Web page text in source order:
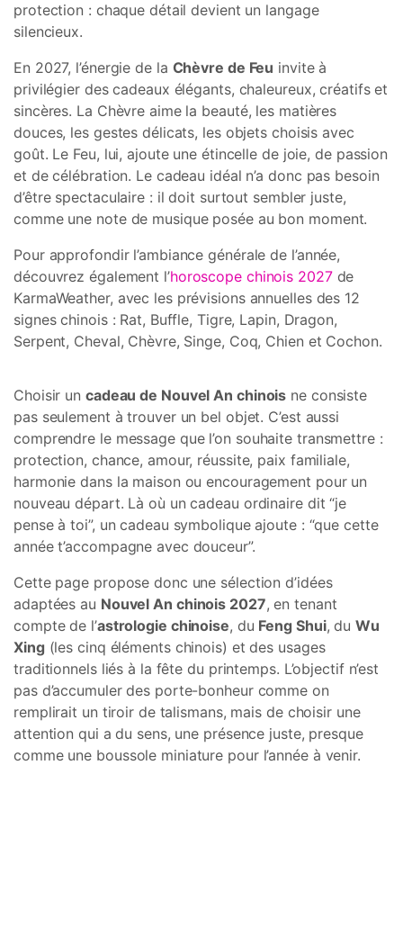
protection : chaque détail devient un langage
silencieux.
En 2027, l’énergie de la Chèvre de Feu invite à
privilégier des cadeaux élégants, chaleureux, créatifs et
sincères. La Chèvre aime la beauté, les matières
douces, les gestes délicats, les objets choisis avec
goût. Le Feu, lui, ajoute une étincelle de joie, de passion
et de célébration. Le cadeau idéal n’a donc pas besoin
d’être spectaculaire : il doit surtout sembler juste,
comme une note de musique posée au bon moment.
Pour approfondir l’ambiance générale de l’année,
découvrez également l’horoscope chinois 2027de
KarmaWeather, avec les prévisions annuelles des 12
signes chinois : Rat, Buffle, Tigre, Lapin, Dragon,
Serpent, Cheval, Chèvre, Singe, Coq, Chien et Cochon.
Choisir un cadeau de Nouvel An chinois ne consiste
pas seulement à trouver un bel objet. C’est aussi
comprendre le message que l’on souhaite transmettre :
protection, chance, amour, réussite, paix familiale,
harmonie dans la maison ou encouragement pour un
nouveau départ. Là où un cadeau ordinaire dit “je
pense à toi”, un cadeau symbolique ajoute : “que cette
année t’accompagne avec douceur”.
Cette page propose donc une sélection d’idées
adaptées au Nouvel An chinois 2027, en tenant
compte de l’astrologie chinoise, du Feng Shui, duWu
Xing(les cinq éléments chinois) et des usages
traditionnels liés à la fête du printemps. L’objectif n’est
pas d’accumuler des porte-bonheur comme on
remplirait un tiroir de talismans, mais de choisir une
attention qui a du sens, une présence juste, presque
comme une boussole miniature pour l’année à venir.